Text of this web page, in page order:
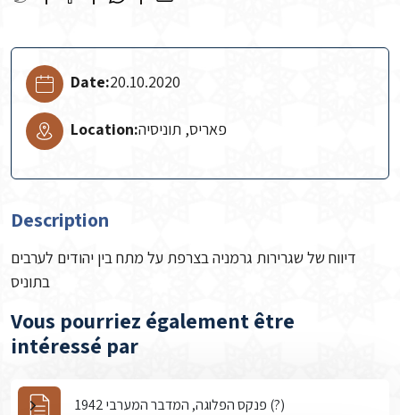
Date:20.10.2020
Location:פאריס, תוניסיה
Description
דיווח של שגרירות גרמניה בצרפת על מתח בין יהודים לערבים
Vous pourriez également être
intéressé par
פנקס הפלוגה, המדבר המערבי 1942 (?)